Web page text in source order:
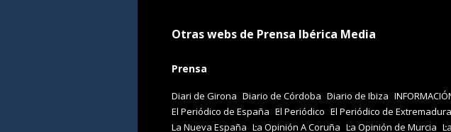
Otras webs de Prensa Ibérica Media
Prensa
Diari de Girona Diario de Córdoba Diario de Ibiza
El Periódico de España El Periódico El Periódico de Extremadura
La Nueva España La Opinión A Coruña La Opinión de Murcia